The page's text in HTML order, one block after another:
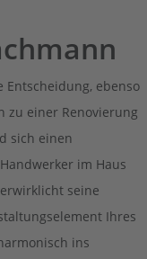
ebenso
zu einer Renovierung
sich einen
im Haus
seine
Ihres
ins